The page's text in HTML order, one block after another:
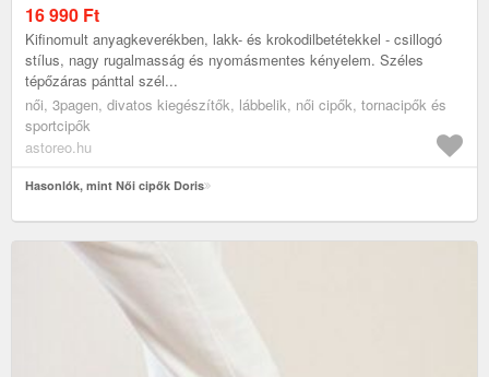
16 990 Ft
Kifinomult anyagkeverékben, lakk- és krokodilbetétekkel - csillogó
stílus, nagy rugalmasság és nyomásmentes kényelem. Széles
tépőzáras pánttal szél...
női, 3pagen, divatos kiegészítők, lábbelik, női cipők, tornacipők és
sportcipők
astoreo.hu
Hasonlók, mint Női cipők Doris